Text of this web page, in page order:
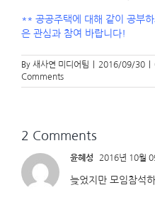
** 공공주택에 대해 같이 공부
은 관심과 참여 바랍니다!
By 새사연 미디어팀 2016/09/30
Comments
2 Comments
윤혜성 2016년 10월
늦었지만 모임참석